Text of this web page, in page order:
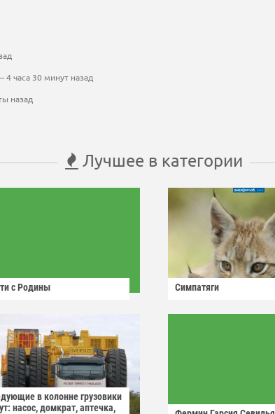
4 часа 30 минут назад
назад
Лучшее в категории
с Родины Симпатяги
в колонне грузовики
насос, домкрат, аптечка,